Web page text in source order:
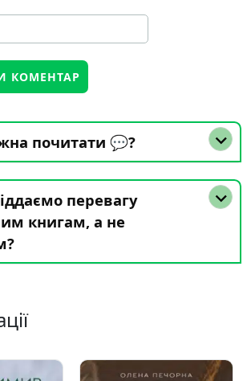
почитати 💬?
перевагу
книгам, а не